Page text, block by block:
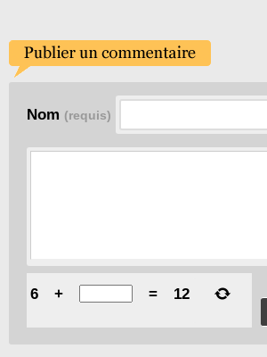
Nom (requis)
6 + = 12